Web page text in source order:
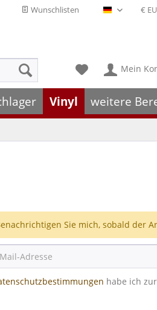
Wunschlisten Deutsch - DE
Mein
Vinyl weitere
Sie mich, sobald der
habe ich